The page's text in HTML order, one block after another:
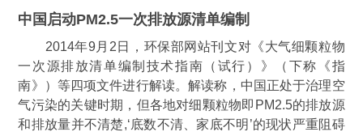
中国启动PM2.5一次排放源清单编制
2014年9月2日，环保部网站刊文对《大气细颗粒物
一次源排放清单编制技术指南（试行）》（下称《指
南》）等四项文件进行解读。解读称，中国正处于治理空
气污染的关键时期，但各地对细颗粒物即PM2.5的排放源
和排放量并不清楚,‘底数不清、家底不明’的现状严重阻碍